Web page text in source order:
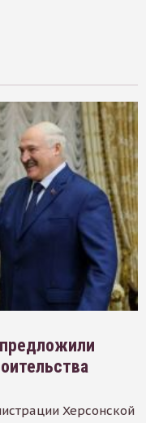
Херсонской